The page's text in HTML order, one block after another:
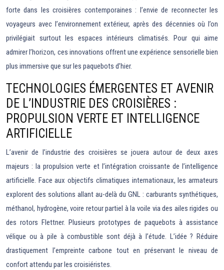
forte dans les croisières contemporaines : l’envie de reconnecter les
voyageurs avec l’environnement extérieur, après des décennies où l’on
privilégiait surtout les espaces intérieurs climatisés. Pour qui aime
admirer l’horizon, ces innovations offrent une expérience sensorielle bien
plus immersive que sur les paquebots d’hier.
TECHNOLOGIES ÉMERGENTES ET AVENIR
DE L’INDUSTRIE DES CROISIÈRES :
PROPULSION VERTE ET INTELLIGENCE
ARTIFICIELLE
L’avenir de l’industrie des croisières se jouera autour de deux axes
majeurs : la propulsion verte et l’intégration croissante de l’intelligence
artificielle. Face aux objectifs climatiques internationaux, les armateurs
explorent des solutions allant au-delà du GNL : carburants synthétiques,
méthanol, hydrogène, voire retour partiel à la voile via des ailes rigides ou
des rotors Flettner. Plusieurs prototypes de paquebots à assistance
vélique ou à pile à combustible sont déjà à l’étude. L’idée ? Réduire
drastiquement l’empreinte carbone tout en préservant le niveau de
confort attendu par les croisiéristes.